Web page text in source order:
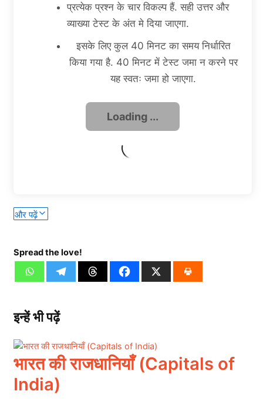
प्रत्येक प्रश्न के चार विकल्प हैं. सही उत्तर और
व्याख्या टेस्ट के अंत मे दिया जाएगा.
इसके लिए कुल 40 मिनट का समय निर्धारित
किया गया है. 40 मिनट में टेस्ट जमा न करने पर
यह स्वतः जमा हो जाएगा.
और पढ़ें
Spread the love!
इन्हें भी पढ़ें
भारत की राजधानियाँ (Capitals of
India)